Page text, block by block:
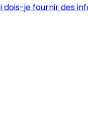
dois-je fournir des